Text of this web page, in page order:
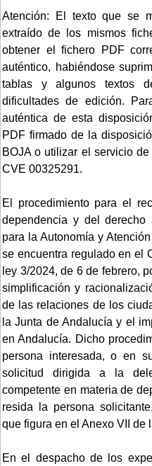
Atención: El texto que se
extraído de los mismos
obtener el fichero PDF
auténtico, habiéndose
tablas y algunos textos
dificultades de edición.
auténtica de esta
PDF firmado de la
BOJA o utilizar el servicio
CVE 00325291.
El procedimiento para el
dependencia y del
para la Autonomía y
se encuentra regulado en el
ley 3/2024, de 6 de febrero,
simplificación y
de las relaciones de los
la Junta de Andalucía y el
en Andalucía. Dicho
persona interesada, o en
solicitud dirigida a la
competente en materia de
resida la persona
que figura en el Anexo VII de
En el despacho de los